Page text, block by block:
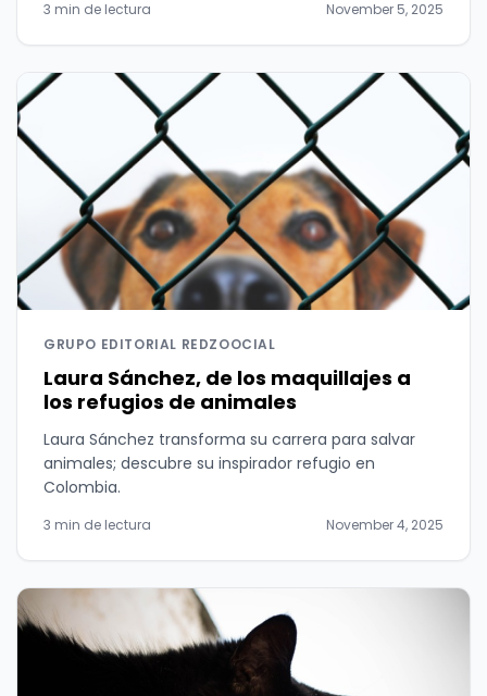
3 min de lectura November 5, 2025
GRUPO EDITORIAL REDZOOCIAL
Laura Sánchez, de los maquillajes a
los refugios de animales
Laura Sánchez transforma su carrera para salvar
animales; descubre su inspirador refugio en
Colombia.
3 min de lectura November 4, 2025